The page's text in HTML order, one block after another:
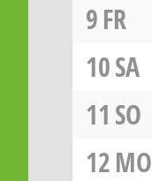
9FR
10SA
11 SO
12MO